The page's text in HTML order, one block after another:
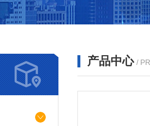
产品中心 /